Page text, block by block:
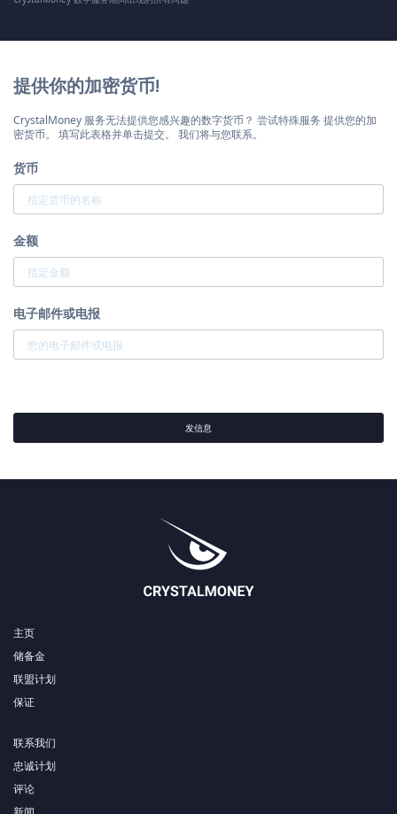
提供你的加密货币!
CrystalMoney 服务无法提供您感兴趣的数字货币？ 尝试特殊服务 提供您的加
密货币。 填写此表格并单击提交。 我们将与您联系。
货币
金额
电子邮件或电报
发信息
主页
储备金
联盟计划
保证
联系我们
忠诚计划
评论